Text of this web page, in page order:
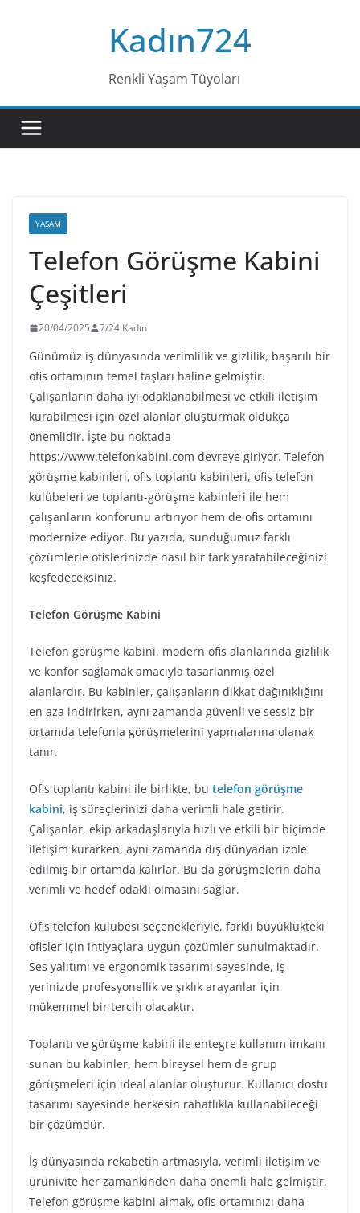
Kadın724
Renkli Yaşam Tüyoları
YAŞAM
Telefon Görüşme Kabini
Çeşitleri
20/04/2025 7/24 Kadın
Günümüz iş dünyasında verimlilik ve gizlilik, başarılı bir
ofis ortamının temel taşları haline gelmiştir.
Çalışanların daha iyi odaklanabilmesi ve etkili iletişim
kurabilmesi için özel alanlar oluşturmak oldukça
önemlidir. İşte bu noktada
https://www.telefonkabini.com devreye giriyor. Telefon
görüşme kabinleri, ofis toplantı kabinleri, ofis telefon
kulübeleri ve toplantı-görüşme kabinleri ile hem
çalışanların konforunu artırıyor hem de ofis ortamını
modernize ediyor. Bu yazıda, sunduğumuz farklı
çözümlerle ofislerinizde nasıl bir fark yaratabileceğinizi
keşfedeceksiniz.
Telefon Görüşme Kabini
Telefon görüşme kabini, modern ofis alanlarında gizlilik
ve konfor sağlamak amacıyla tasarlanmış özel
alanlardır. Bu kabinler, çalışanların dikkat dağınıklığını
en aza indirirken, aynı zamanda güvenli ve sessiz bir
ortamda telefonla görüşmelerini yapmalarına olanak
tanır.
Ofis toplantı kabini ile birlikte, bu telefon görüşme
kabini, iş süreçlerinizi daha verimli hale getirir.
Çalışanlar, ekip arkadaşlarıyla hızlı ve etkili bir biçimde
iletişim kurarken, aynı zamanda dış dünyadan izole
edilmiş bir ortamda kalırlar. Bu da görüşmelerin daha
verimli ve hedef odaklı olmasını sağlar.
Ofis telefon kulubesi seçenekleriyle, farklı büyüklükteki
ofisler için ihtiyaçlara uygun çözümler sunulmaktadır.
Ses yalıtımı ve ergonomik tasarımı sayesinde, iş
yerinizde profesyonellik ve şıklık arayanlar için
mükemmel bir tercih olacaktır.
Toplantı ve görüşme kabini ile entegre kullanım imkanı
sunan bu kabinler, hem bireysel hem de grup
görüşmeleri için ideal alanlar oluşturur. Kullanıcı dostu
tasarımı sayesinde herkesin rahatlıkla kullanabileceği
bir çözümdür.
İş dünyasında rekabetin artmasıyla, verimli iletişim ve
ürünivite her zamankinden daha önemli hale gelmiştir.
Telefon görüşme kabini almak, ofis ortamınızı daha